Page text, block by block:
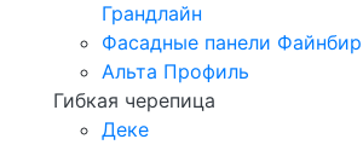
Грандлайн
Фасадные панели Файнбир
Альта Профиль
Гибкая черепица
Деке